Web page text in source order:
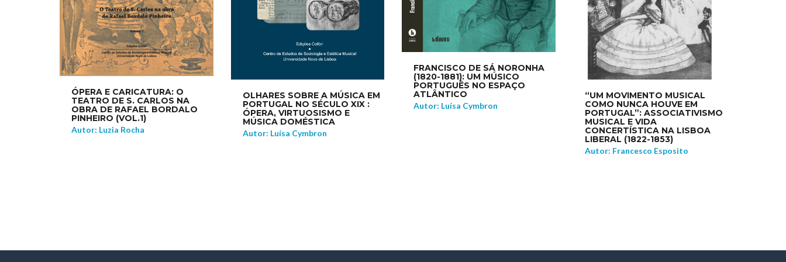
ÓPERA E CARICATURA: O
TEATRO DE S. CARLOS NA
OBRA DE RAFAEL BORDALO
PINHEIRO (VOL.1)
Autor: Luzia Rocha
OLHARES SOBRE A MÚSICA EM
PORTUGAL NO SÉCULO XIX :
ÓPERA, VIRTUOSISMO E
MÚSICA DOMÉSTICA
Autor: Luísa Cymbron
FRANCISCO DE SÁ NORONHA
(1820-1881): UM MÚSICO
PORTUGUÊS NO ESPAÇO
ATLÂNTICO
Autor: Luísa Cymbron
“UM MOVIMENTO MUSICAL
COMO NUNCA HOUVE EM
PORTUGAL”: ASSOCIATIVISMO
MUSICAL E VIDA
CONCERTÍSTICA NA LISBOA
LIBERAL (1822-1853)
Autor: Francesco Esposito